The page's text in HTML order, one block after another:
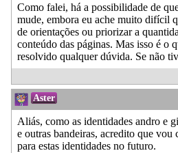
Como falei, há a possibilidade de
mude, embora eu ache muito difícil
de orientações ou priorizar a
conteúdo das páginas. Mas isso é o
resolvido qualquer dúvida. Se não
Aster
Aliás, como as identidades andro e
e outras bandeiras, acredito que vou
para estas identidades no futuro.